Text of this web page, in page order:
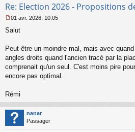
l
u
Re: Election 2026 - Propositions
e
s
g
e
n
n
u
01 avr. 2026, 10:05
Salut
Peut-être un moindre mal, mais avec
angles droits quand l'ancien tracé par la
comprenait qu'un seul. C'est moins pire
encore pas optimal.
Rémi
nanar
Passager